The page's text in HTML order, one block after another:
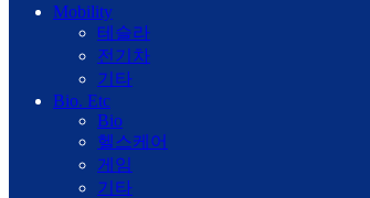
Mobility
테슬라
전기차
기타
Bio. Etc
Bio
헬스케어
게임
기타